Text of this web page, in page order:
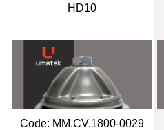
HD10
Code: MM.CV.1800-0029